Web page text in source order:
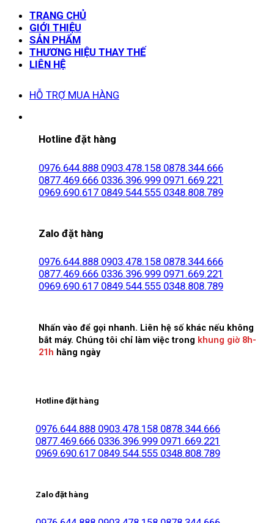
TRANG CHỦ
GIỚI THIỆU
SẢN PHẨM
THƯƠNG HIỆU THAY THẾ
LIÊN HỆ
HỖ TRỢ MUA HÀNG
Hotline đặt hàng
0976.644.888 0903.478.158 0878.344.666
0877.469.666 0336.396.999 0971.669.221
0969.690.617 0849.544.555 0348.808.789
Zalo đặt hàng
0976.644.888 0903.478.158 0878.344.666
0877.469.666 0336.396.999 0971.669.221
0969.690.617 0849.544.555 0348.808.789
Nhấn vào để gọi nhanh. Liên hệ số khác nếu không
bắt máy. Chúng tôi chỉ làm việc trong khung giờ 8h-
21h hằng ngày
Hotline đặt hàng
0976.644.888 0903.478.158 0878.344.666
0877.469.666 0336.396.999 0971.669.221
0969.690.617 0849.544.555 0348.808.789
Zalo đặt hàng